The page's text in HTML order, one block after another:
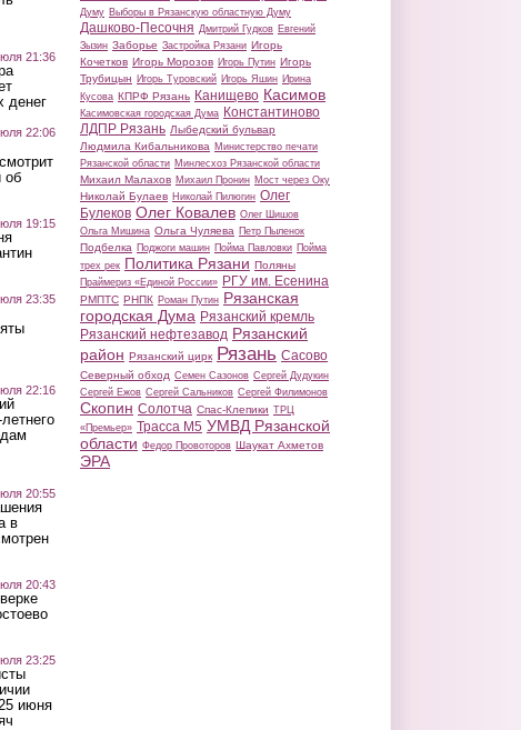
21:36
денег
22:06
об
19:15
23:35
22:16
20:55
в
20:43
23:25
июня
Думу Выборы в Рязанскую областную Думу
Дашково-Песочня Дмитрий Гудков Евгений
Зызин Заборье Застройка Рязани Игорь
Кочетков Игорь Морозов Игорь Путин Игорь
Трубицын Игорь Туровский Игорь Яшин Ирина
Кусова КПРФ Рязань Канищево Касимов
Касимовская городская Дума Константиново
ЛДПР Рязань Лыбедский бульвар
Людмила Кибальникова Министерство печати
Рязанской области Минлесхоз Рязанской области
Михаил Малахов Михаил Пронин Мост через Оку
Николай Булаев Николай Пилюгин Олег
Булеков Олег Ковалев Олег Шишов
Ольга Мишина Ольга Чуляева Петр Пыленок
Подбелка Поджоги машин Пойма Павловки Пойма
трех рек Политика Рязани Поляны
Праймериз «Единой России» РГУ им. Есенина
РМПТС РНПК Роман Путин Рязанская
городская Дума Рязанский кремль
Рязанский нефтезавод Рязанский
район Рязанский цирк Рязань Сасово
Северный обход Семен Сазонов Сергей Дудукин
Сергей Ежов Сергей Сальников Сергей Филимонов
Скопин Солотча Спас-Клепики ТРЦ
«Премьер» Трасса М5 УМВД Рязанской
области Федор Провоторов Шаукат Ахметов
ЭРА